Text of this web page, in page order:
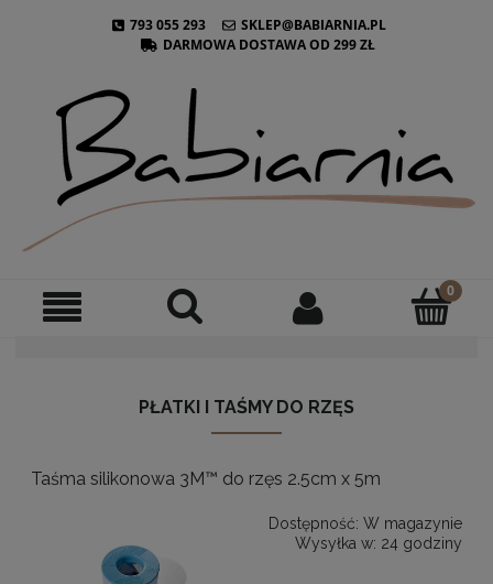
793 055 293
SKLEP@BABIARNIA.PL
DARMOWA DOSTAWA OD 299 ZŁ
PŁATKI I TAŚMY DO RZĘS
Taśma silikonowa 3M™ do rzęs 2.5cm x 5m
Dostępność: W magazynie
Wysyłka w: 24 godziny